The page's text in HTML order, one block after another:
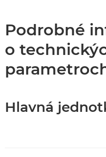
Podpora
Stiahnuť súbor PDF
Podrobné
o
Hlavná